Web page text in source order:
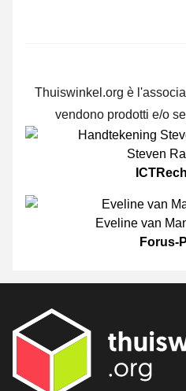
Thuiswinkel.org è
vendono prodotti e/o
Steven
Eveline van
Forus-